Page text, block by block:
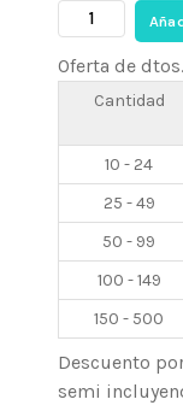
era:
7,00€.
Esmalte
semi
Platinum
HEMA
Free
Beautilux
cantidad
Oferta de
Cantidad
10 - 24
25 - 49
50 - 99
100 - 149
150 - 500
Descuento
semi